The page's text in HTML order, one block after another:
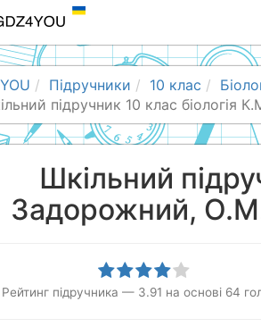
Підручники 10 клас
підручник 10 клас біологія
Шкільний
Задорожний, О.М.
Рейтинг підручника — 3.91 на основі 64